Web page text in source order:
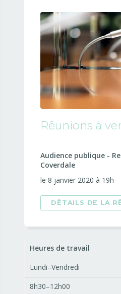
Rêunions à
Audience publique -
Coverdale
le 8 janvier 2020 à 19h
DÊTAILS DE LA
Heures de travail
Lundi–Vendredi
8h30–12h00